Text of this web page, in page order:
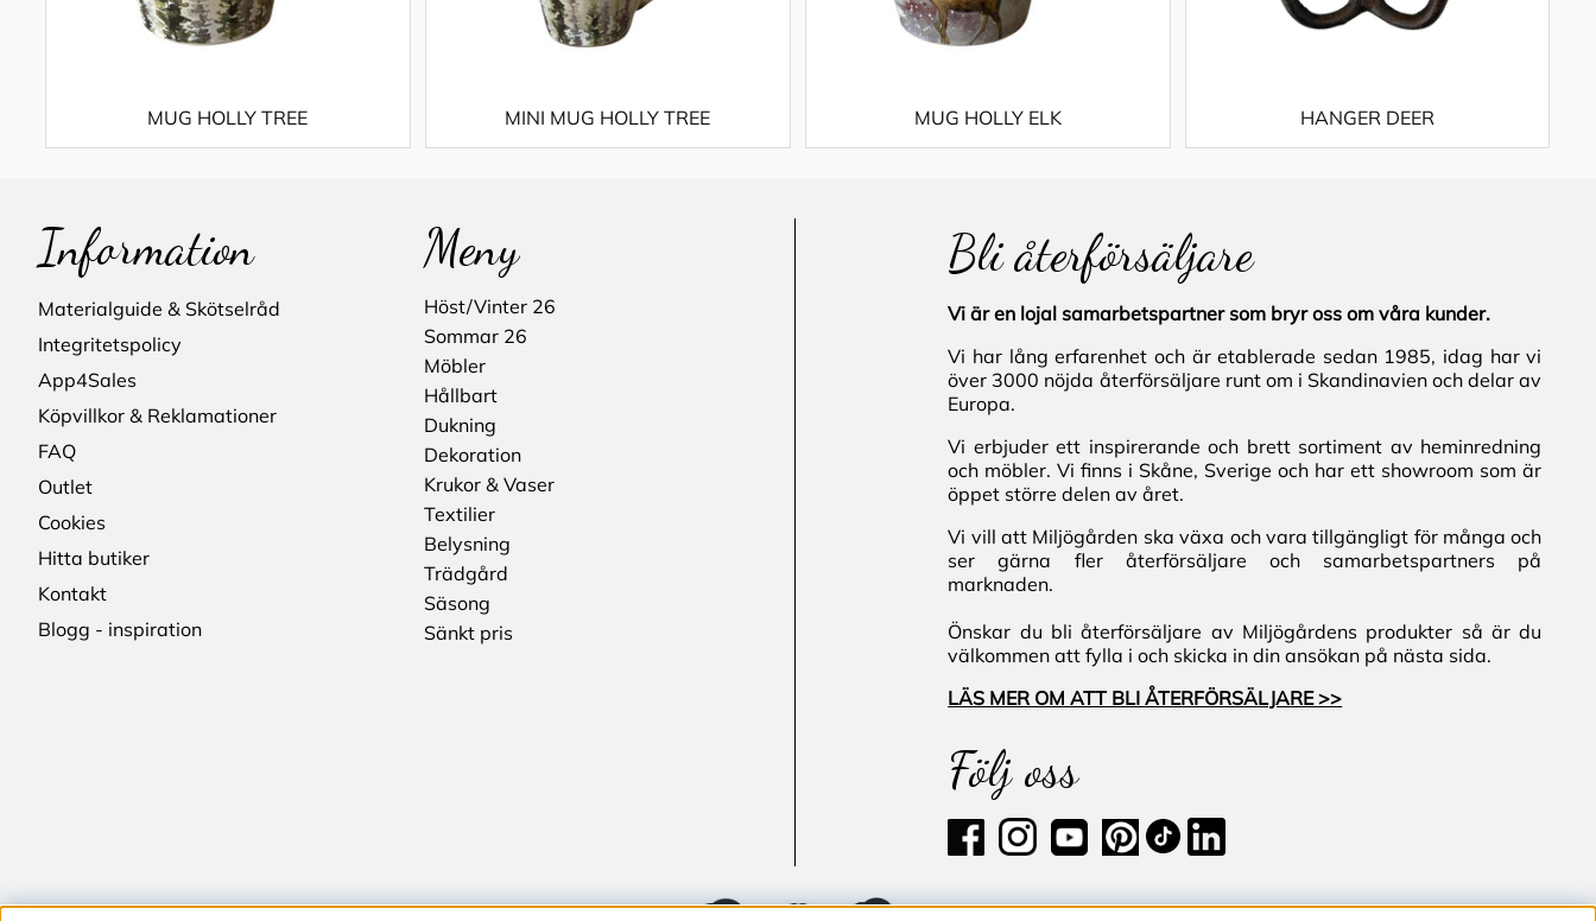
MUG HOLLY TREE MINI MUG HOLLY TREE MUG HOLLY ELK HANGER DEER
Information
Materialguide & Skötselråd
Integritetspolicy
App4Sales
Köpvillkor & Reklamationer
FAQ
Outlet
Cookies
Hitta butiker
Kontakt
Blogg - inspiration
Meny
Höst/Vinter 26
Sommar 26
Möbler
Hållbart
Dukning
Dekoration
Krukor & Vaser
Textilier
Belysning
Trädgård
Säsong
Sänkt pris
Bli återförsäljare
Vi är en lojal samarbetspartner som bryr oss om våra kunder.
Vi har lång erfarenhet och är etablerade sedan 1985, idag har vi
över 3000 nöjda återförsäljare runt om i Skandinavien och delar av
Europa.
Vi erbjuder ett inspirerande och brett sortiment av heminredning
och möbler. Vi finns i Skåne, Sverige och har ett showroom som är
öppet större delen av året.
Vi vill att Miljögården ska växa och vara tillgängligt för många och
ser gärna fler återförsäljare och samarbetspartners på
marknaden.
Önskar du bli återförsäljare av Miljögårdens produkter så är du
välkommen att fylla i och skicka in din ansökan på nästa sida.
LÄS MER OM ATT BLI ÅTERFÖRSÄLJARE >>
Följ oss